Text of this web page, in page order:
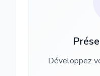
Développez